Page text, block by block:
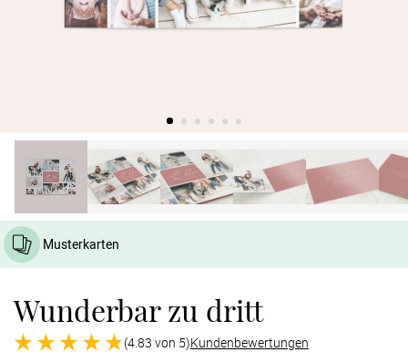
Musterkarten
Wunderbar zu dritt
(4.83 von 5)Kundenbewertungen